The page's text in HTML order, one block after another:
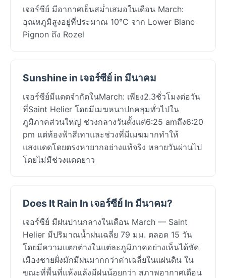
เจอร์ซีย์ มีอากาศเย็นสม่ำเสมอในเดือน March:
อุณหภูมิสูงอยู่ที่ประมาณ 10°C จาก Lower Blanc
Pignon ถึง Rozel
Sunshine in เจอร์ซีย์ in มีนาคม
เจอร์ซีย์มีแดดจำกัดในMarch: เพียง2.3ชั่วโมงต่อวัน
ที่Saint Helier โดยมีเมฆหนาปกคลุมทั่วไปใน
ภูมิภาคส่วนใหญ่ ช่วงกลางวันตั้งแต่6:25 amถึง6:20
pm แต่ท้องฟ้าสีเทาและช่วงที่มีเมฆมากทำให้
แสงแดดโดยตรงหายากอย่างแท้จริง หลายวันผ่านไป
โดยไม่มีช่วงแดดยาว
Does It Rain In เจอร์ซีย์ In มีนาคม?
เจอร์ซีย์ มีฝนปานกลางในเดือน March — Saint
Helier มีปริมาณน้ำฝนเฉลี่ย 79 มม. ตลอด 15 วัน
โดยมีความแตกต่างในแต่ละภูมิภาคอย่างเห็นได้ชัด
เมืองชายฝั่งมักมีฝนมากกว่าค่าเฉลี่ยในแผ่นดิน ใน
ขณะที่พื้นที่แห้งแล้งมีฝนน้อยกว่า สภาพอากาศเดือน